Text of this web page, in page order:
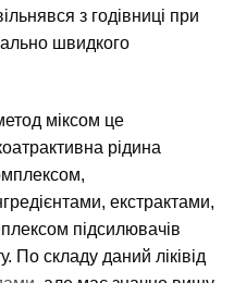
з годівниці при
швидкого
міксом це
рідина
екстрактами,
підсилювачів
По складу даний ліківід